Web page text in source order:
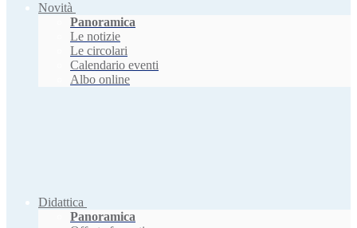
Novità
Panoramica
Le notizie
Le circolari
Calendario eventi
Albo online
Didattica
Panoramica